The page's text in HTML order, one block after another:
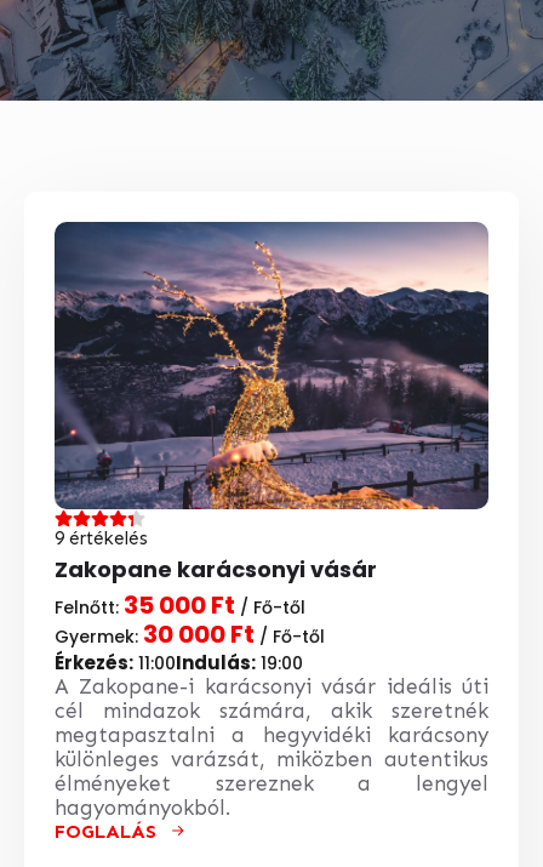
9 értékelés
Zakopane karácsonyi vásár
Felnőtt: 35 000 Ft / Fő-től
Gyermek: 30 000 Ft / Fő-től
Érkezés: 11:00Indulás: 19:00
A Zakopane-i karácsonyi vásár ideális úti
cél mindazok számára, akik szeretnék
megtapasztalni a hegyvidéki karácsony
különleges varázsát, miközben autentikus
élményeket szereznek a lengyel
hagyományokból.
FOGLALÁS